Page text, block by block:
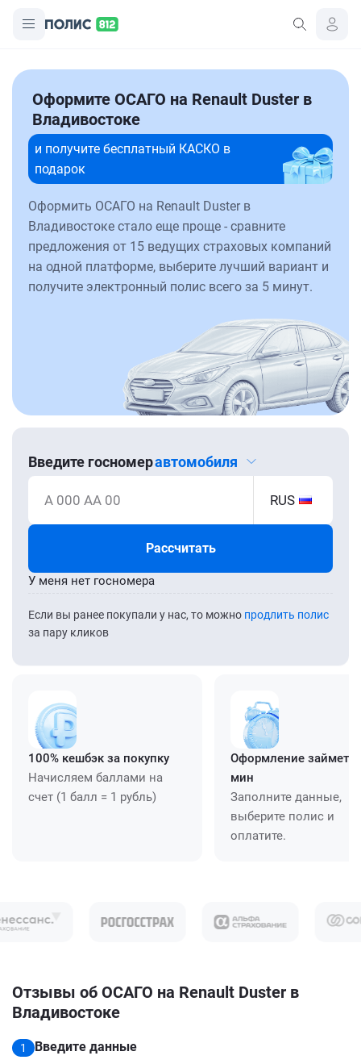
Оформите ОСАГО на Renault Duster в
Владивостоке
и получите бесплатный КАСКО в
подарок
Оформить ОСАГО на Renault Duster в
Владивостоке стало еще проще - сравните
предложения от 15 ведущих страховых компаний
на одной платформе, выберите лучший вариант и
получите электронный полис всего за 5 минут.
Введите госномеравтомобиля
А 000 АА 00 RUS
Рассчитать
Если вы ранее покупали у нас, то можно продлить полис
за пару кликов
У меня нет госномера
100% кешбэк за покупку
Начисляем баллами на
счет (1 балл = 1 рубль)
Оформление займет
мин
Заполните данные,
выберите полис и
оплатите.
Отзывы об ОСАГО на Renault Duster в
Владивостоке
1
Введите данные